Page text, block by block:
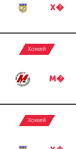
Х�
Хоккей
М�
Хоккей